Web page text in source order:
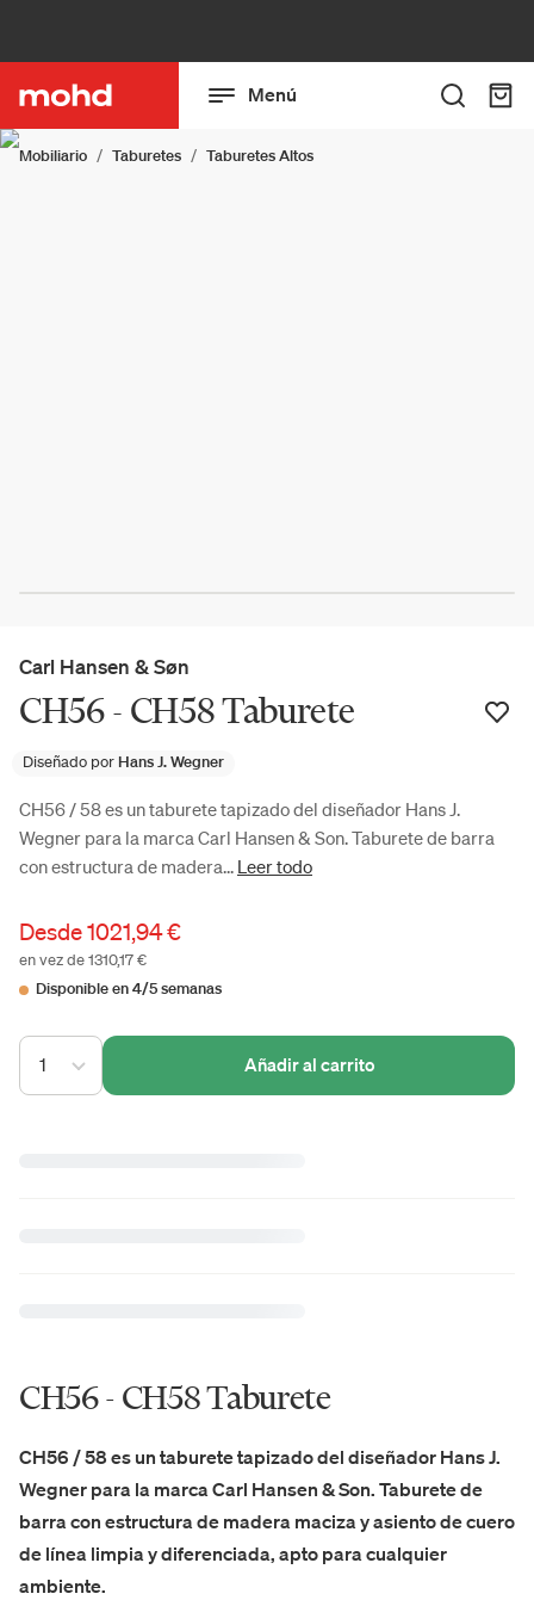
Menú
Mobiliario Taburetes Taburetes Altos
Carl Hansen & Søn
CH56 - CH58 Taburete
Diseñado por Hans J. Wegner
CH56 / 58 es un taburete tapizado del diseñador Hans J.
Wegner para la marca Carl Hansen & Son. Taburete de barra
con estructura de madera... Leer todo
Desde1021,94 €
en vez de 1310,17 €
Disponible en 4/5 semanas
1 Añadir al carrito
CH56 - CH58 Taburete
CH56 / 58 es un taburete tapizado del diseñador Hans J.
Wegner para la marca Carl Hansen & Son. Taburete de
barra con estructura de madera maciza y asiento de cuero
de línea limpia y diferenciada, apto para cualquier
ambiente.